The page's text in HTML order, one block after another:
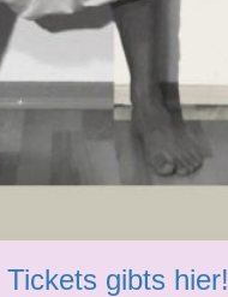
Tickets gibts hier!